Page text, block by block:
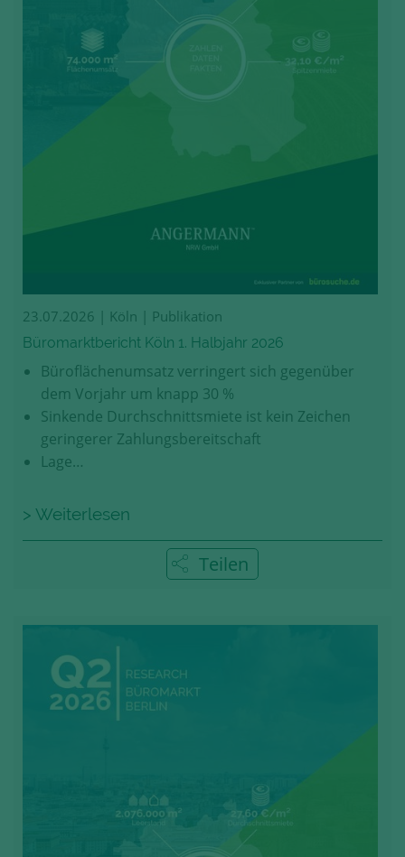
23.07.2026 | Köln | Publikation
Büromarktbericht Köln 1. Halbjahr 2026
Büroflächenumsatz verringert sich gegenüber
dem Vorjahr um knapp 30 %
Sinkende Durchschnittsmiete ist kein Zeichen
geringerer Zahlungsbereitschaft
Lage…
> Weiterlesen
Teilen